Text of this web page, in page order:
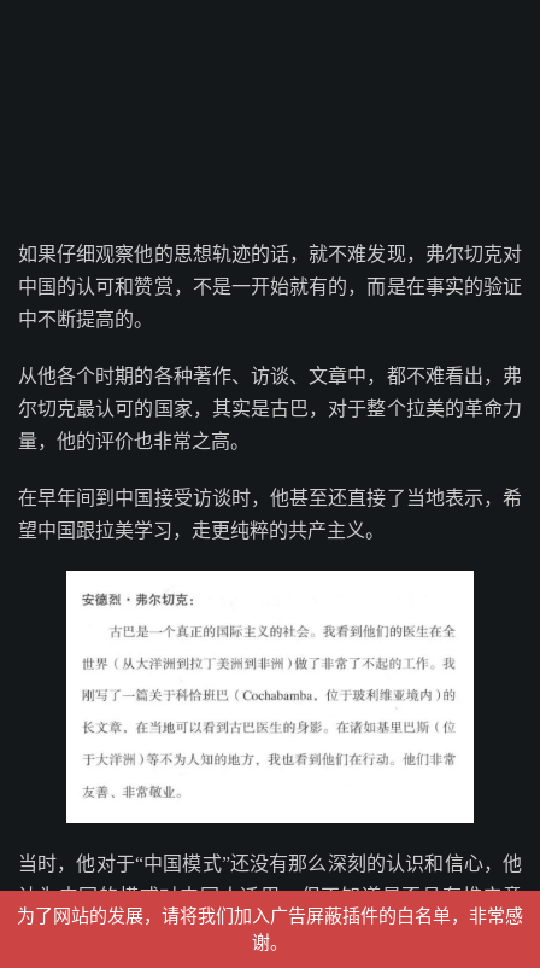
如果仔细观察他的思想轨迹的话，就不难发现，弗尔切克对
中国的认可和赞赏，不是一开始就有的，而是在事实的验证
中不断提高的。
从他各个时期的各种著作、访谈、文章中，都不难看出，弗
尔切克最认可的国家，其实是古巴，对于整个拉美的革命力
量，他的评价也非常之高。
在早年间到中国接受访谈时，他甚至还直接了当地表示，希
望中国跟拉美学习，走更纯粹的共产主义。
当时，他对于“中国模式”还没有那么深刻的认识和信心，他
认为中国的模式对中国人适用，但不知道是否具有推广意
义。
为了网站的发展，请将我们加入广告屏蔽插件的白名单，非常感
谢。